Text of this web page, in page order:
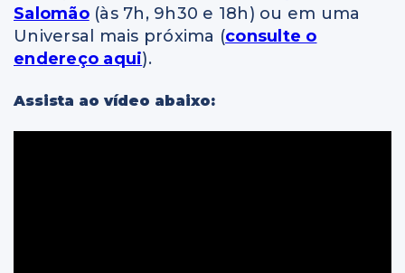
Salomão(às 7h, 9h30 e 18h) ou em uma
Universal mais próxima (consulte o
endereço aqui).
Assista ao vídeo abaixo: